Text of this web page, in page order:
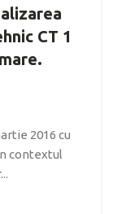
CT 1
2016 cu
contextul